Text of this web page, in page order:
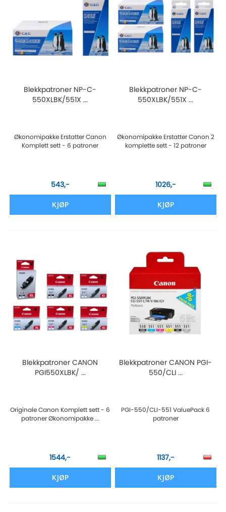
Blekkpatroner NP-C-
550XLBK/551X ...
Økonomipakke Erstatter Canon
Komplett sett - 6 patroner
543,-
KJØP
Blekkpatroner NP-C-
550XLBK/551X ...
Økonomipakke Erstatter Canon 2
komplette sett - 12 patroner
1026,-
KJØP
Blekkpatroner CANON
PGI550XLBK/ ...
Originale Canon Komplett sett - 6
patroner Økonomipakke ...
1544,-
KJØP
Blekkpatroner CANON PGI-
550/CLI ...
PGI-550/CLI-551 ValuePack 6
patroner
1137,-
KJØP